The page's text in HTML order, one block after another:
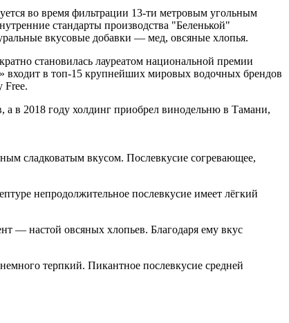
во время фильтрации 13-ти метровым угольным
стандарты производства "Беленькой"
вкусовые добавки — мед, овсяные хлопья.
становилась лауреатом национальной премии
входит в топ-15 крупнейших мировых водочных брендов
Free.
а в 2018 году холдинг приобрел винодельню в Тамани,
сладковатым вкусом. Послевкусие согревающее,
непродолжительное послевкусие имеет лёгкий
— настой овсяных хлопьев. Благодаря ему вкус
терпкий. Пикантное послевкусие средней